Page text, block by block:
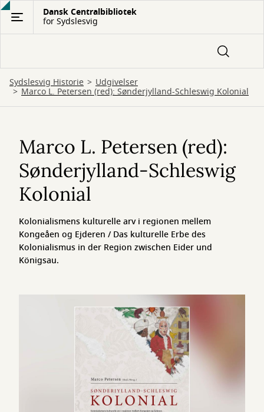
Gå
hovedindhold
Dansk Centralbibliotek
for Sydslesvig
Sydslesvig Historie Udgivelser
Marco L. Petersen (red): Sønderjylland-Schleswig Kolonial
Petersen
(red):
Sønderjylland-
Schleswig
Kolonial
Marco L. Petersen (red):
Sønderjylland-Schleswig
Kolonial
Kolonialismens kulturelle arv i regionen mellem
Kongeåen og Ejderen / Das kulturelle Erbe des
Kolonialismus in der Region zwischen Eider und
Königsau.